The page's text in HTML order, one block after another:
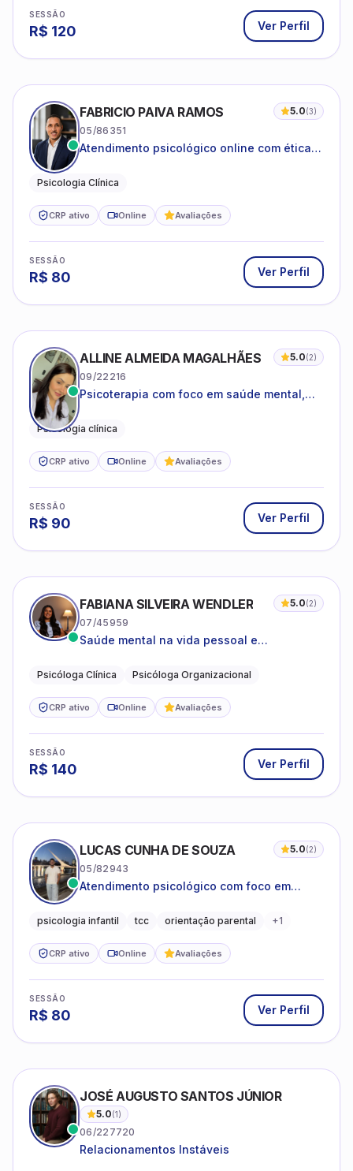
SESSÃO
R$ 120 Ver Perfil
FABRICIO PAIVA RAMOS 5.0(3)
05/86351
Atendimento psicológico online com ética,
Psicologia Clínica
CRP ativo Online Avaliações
SESSÃO
R$ 80 Ver Perfil
ALLINE ALMEIDA MAGALHÃES 5.0(2)
09/22216
Psicoterapia com foco em saúde mental,
adolescentes e adultos.
Psicologia clínica
CRP ativo Online Avaliações
SESSÃO
R$ 90 Ver Perfil
FABIANA SILVEIRA WENDLER 5.0(2)
07/45959
Saúde mental na vida pessoal e
Psicóloga Clínica Psicóloga Organizacional
CRP ativo Online Avaliações
SESSÃO
R$ 140 Ver Perfil
LUCAS CUNHA DE SOUZA 5.0(2)
05/82943
Atendimento psicológico com foco em
promovendo equilíbrio emocional e
psicologia infantil tcc orientação parental +1
CRP ativo Online Avaliações
SESSÃO
R$ 80 Ver Perfil
JOSÉ AUGUSTO SANTOS JÚNIOR
5.0(1)
06/227720
Relacionamentos Instáveis